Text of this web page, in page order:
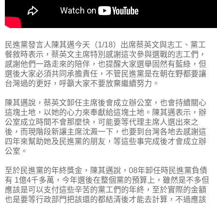
民進黨發言人陳其邁今天（1/18）出席蔡英文與志工、黨工
餐敘時表示，蔡英文主席特別感謝這次參與選戰的志工們，
感謝他們一路走來的陪伴，也提醒大家選舉固然有藍綠，但
選後大家必須共同承擔責任，不管民進黨是在朝在野都要讓
台灣過的更好，呼籲大家不要放棄繼續努力。
陳其邁說，蔡英文卸任主席後會成立辦公室，也會持續關心
這塊土地，以她的心力來奉獻給這塊土地。陳其邁表示，辦
公室成立時間不會那麼快，可能要等代理主席人選出來之
後，而現階段新讓主席沈澱一下，也要到台灣各地去感謝這
四年來幫助她及民進黨的朋友，等這些事完成後才會成立辦
公室。
至於民進黨的年終獎金，陳其邁說，08年卸任時民進黨負債
有 1億4千多萬，今年選後在整個黨的預算上，雖然是不多但
應該是可以支付這些辛苦的黨工們的年終，至於實際的金額
也是要等行政部門把該還的都結清後才能去計算，不過應該